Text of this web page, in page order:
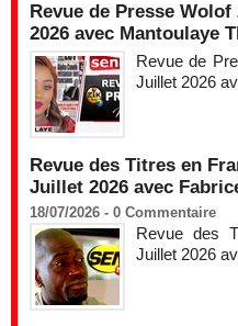
Revue de Presse
2026 avec Mantoulaye
Revue de
Juillet 2026
Revue des Titres en
Juillet 2026 avec
18/07/2026 - 0 Commentaire
Revue des
Juillet 2026